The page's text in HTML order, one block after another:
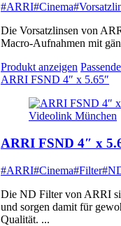
#ARRI#Cinema
Die Vorsatzlinsen von
Macro-Aufnahmen mit
Produkt anzeigen
ARRI FSND 4″ x 5.65″
ARRI FSND 4″ x
#ARRI#Cinema#Filter
Die ND Filter von ARRI
und sorgen damit für
Qualität. ...